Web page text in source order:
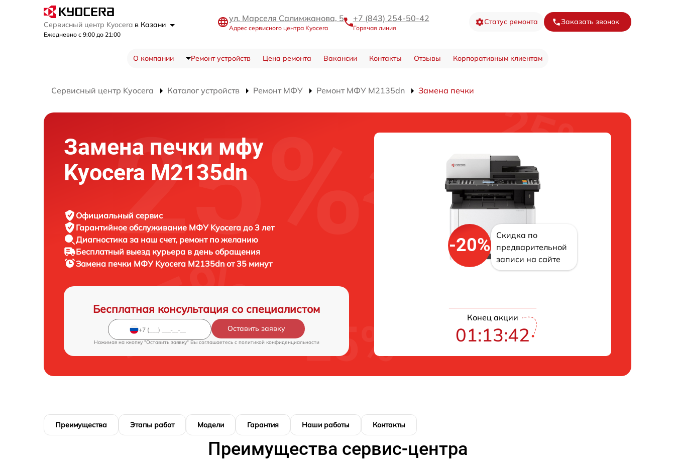
Сервисный центр Kyocera в Казани
Ежедневно с 9:00 до 21:00
ул. Марселя Салимжанова, 5
Адрес сервисного центра Kyocera
+7 (843) 254-50-42
Горячая линия
Статус ремонта Заказать звонок
О компании Ремонт устройств Цена ремонта Вакансии Контакты Отзывы Корпоративным клиентам
Сервисный центр Kyocera Каталог устройств Ремонт МФУ Ремонт МФУ M2135dn Замена печки
Замена печки мфу
Kyocera M2135dn
Официальный сервис
Гарантийное обслуживание МФУ Kyocera до 3 лет
Диагностика за наш счет, ремонт по желанию
Бесплатный выезд курьера в день обращения
Замена печки МФУ Kyocera M2135dn от 35 минут
Бесплатная консультация со специалистом
Оставить заявку
Нажимая на кнопку "Оставить заявку" Вы соглашаетесь c политикой конфиденциальности
-20%
Скидка по
предварительной
записи на сайте
Конец акции
01:13:41
Преимущества Этапы работ Модели Гарантия Наши работы Контакты
Преимущества сервис-центра